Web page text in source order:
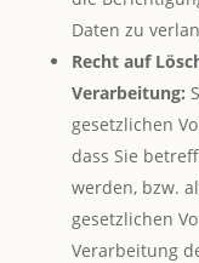
Daten zu
Recht auf
Verarbeitung:
gesetzlichen
dass Sie
werden, bzw.
gesetzlichen
Verarbeitung